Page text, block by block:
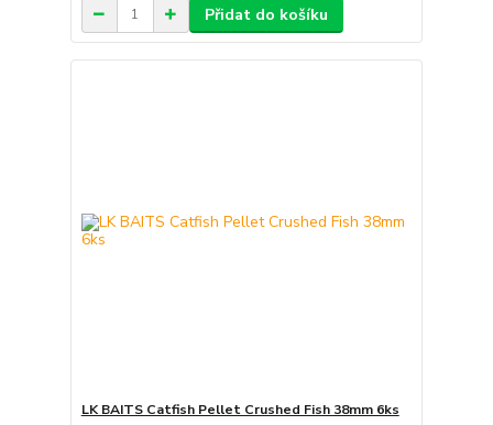
Přidat do košíku
LK BAITS Catfish Pellet Crushed Fish 38mm 6ks